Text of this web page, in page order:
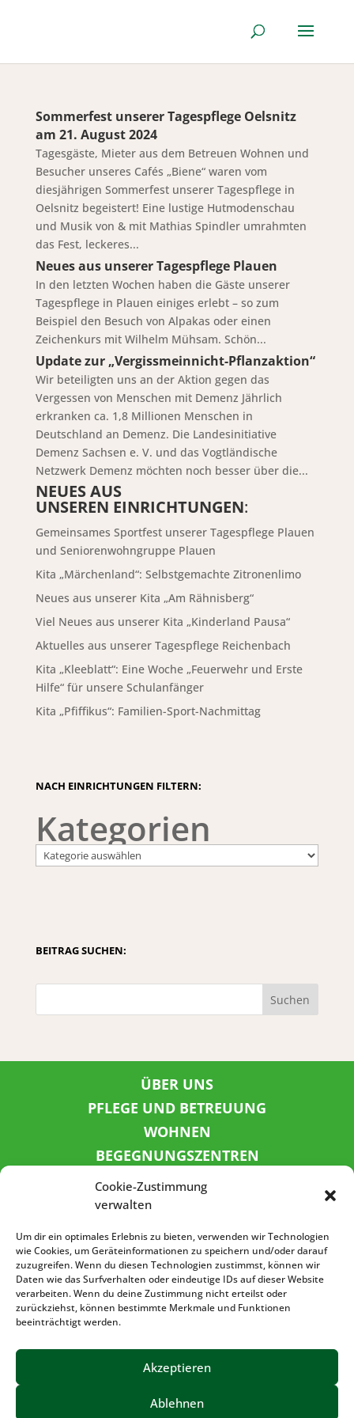
Cookie-Zustimmung
verwalten
Um dir ein optimales Erlebnis zu bieten, verwenden wir Technologien
wie Cookies, um Geräteinformationen zu speichern und/oder darauf
zuzugreifen. Wenn du diesen Technologien zustimmst, können wir
Daten wie das Surfverhalten oder eindeutige IDs auf dieser Website
verarbeiten. Wenn du deine Zustimmung nicht erteilst oder
zurückziehst, können bestimmte Merkmale und Funktionen
beeinträchtigt werden.
Akzeptieren
Ablehnen
Sommerfest unserer Tagespflege Oelsnitz
am 21. August 2024
Tagesgäste, Mieter aus dem Betreuen Wohnen und
Besucher unseres Cafés „Biene“ waren vom
diesjährigen Sommerfest unserer Tagespflege in
Oelsnitz begeistert! Eine lustige Hutmodenschau
und Musik von & mit Mathias Spindler umrahmten
das Fest, leckeres...
Neues aus unserer Tagespflege Plauen
In den letzten Wochen haben die Gäste unserer
Tagespflege in Plauen einiges erlebt – so zum
Beispiel den Besuch von Alpakas oder einen
Zeichenkurs mit Wilhelm Mühsam. Schön...
Update zur „Vergissmeinnicht-Pflanzaktion“
Wir beteiligten uns an der Aktion gegen das
Vergessen von Menschen mit Demenz Jährlich
erkranken ca. 1,8 Millionen Menschen in
Deutschland an Demenz. Die Landesinitiative
Demenz Sachsen e. V. und das Vogtländische
Netzwerk Demenz möchten noch besser über die...
NEUES AUS
UNSEREN EINRICHTUNGEN:
Gemeinsames Sportfest unserer Tagespflege Plauen
und Seniorenwohngruppe Plauen
Kita „Märchenland“: Selbstgemachte Zitronenlimo
Neues aus unserer Kita „Am Rähnisberg“
Viel Neues aus unserer Kita „Kinderland Pausa“
Aktuelles aus unserer Tagespflege Reichenbach
Kita „Kleeblatt“: Eine Woche „Feuerwehr und Erste
Hilfe“ für unsere Schulanfänger
Kita „Pfiffikus“: Familien-Sport-Nachmittag
NACH EINRICHTUNGEN FILTERN:
Kategorien
BEITRAG SUCHEN:
Suchen
ÜBER UNS
PFLEGE UND BETREUUNG
WOHNEN
BEGEGNUNGSZENTREN
KINDER UND JUGEND
KONTAKT
SPENDENKONTO
Sozialbank
IBAN: DE72 3702 0500 0001 5520 00
IMPRESSUM